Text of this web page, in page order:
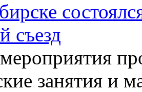
съезд
занятия и